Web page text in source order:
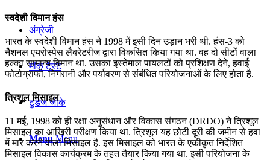
अंग्रेजी
मॉक टेस्ट
टुडेज जीके
Menu Menu
स्वदेशी विमान हंस
भारत के स्वदेशी विमान हंस ने 1998 में इसी दिन उड़ान भरी थी. हंस-3 को
नैशनल एयरोस्पेस लैबरेटरीज द्वारा विकसित किया गया था. वह दो सीटों वाला
हल्का सामान्य विमान था. उसका इस्तेमाल पायलटों को प्रशिक्षण देने, हवाई
फोटोग्राफी, निगरानी और पर्यावरण से संबंधित परियोजनाओं के लिए होता है.
त्रिशूल मिसाइल
11 मई, 1998 को ही रक्षा अनुसंधान और विकास संगठन (DRDO) ने त्रिशूल
मिसाइल का आखिरी परीक्षण किया था. त्रिशूल यह छोटी दूरी की जमीन से हवा
में मार करने वाला मिसाइल है. इस मिसाइल को भारत के एकीकृत निर्देशित
मिसाइल विकास कार्यक्रम के तहत तैयार किया गया था. इसी परियोजना के